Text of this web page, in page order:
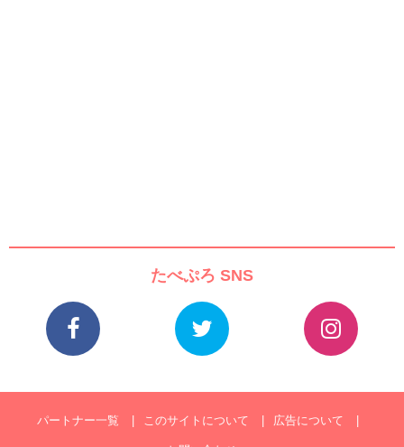
たべぷろ SNS
パートナー一覧 このサイトについて 広告について